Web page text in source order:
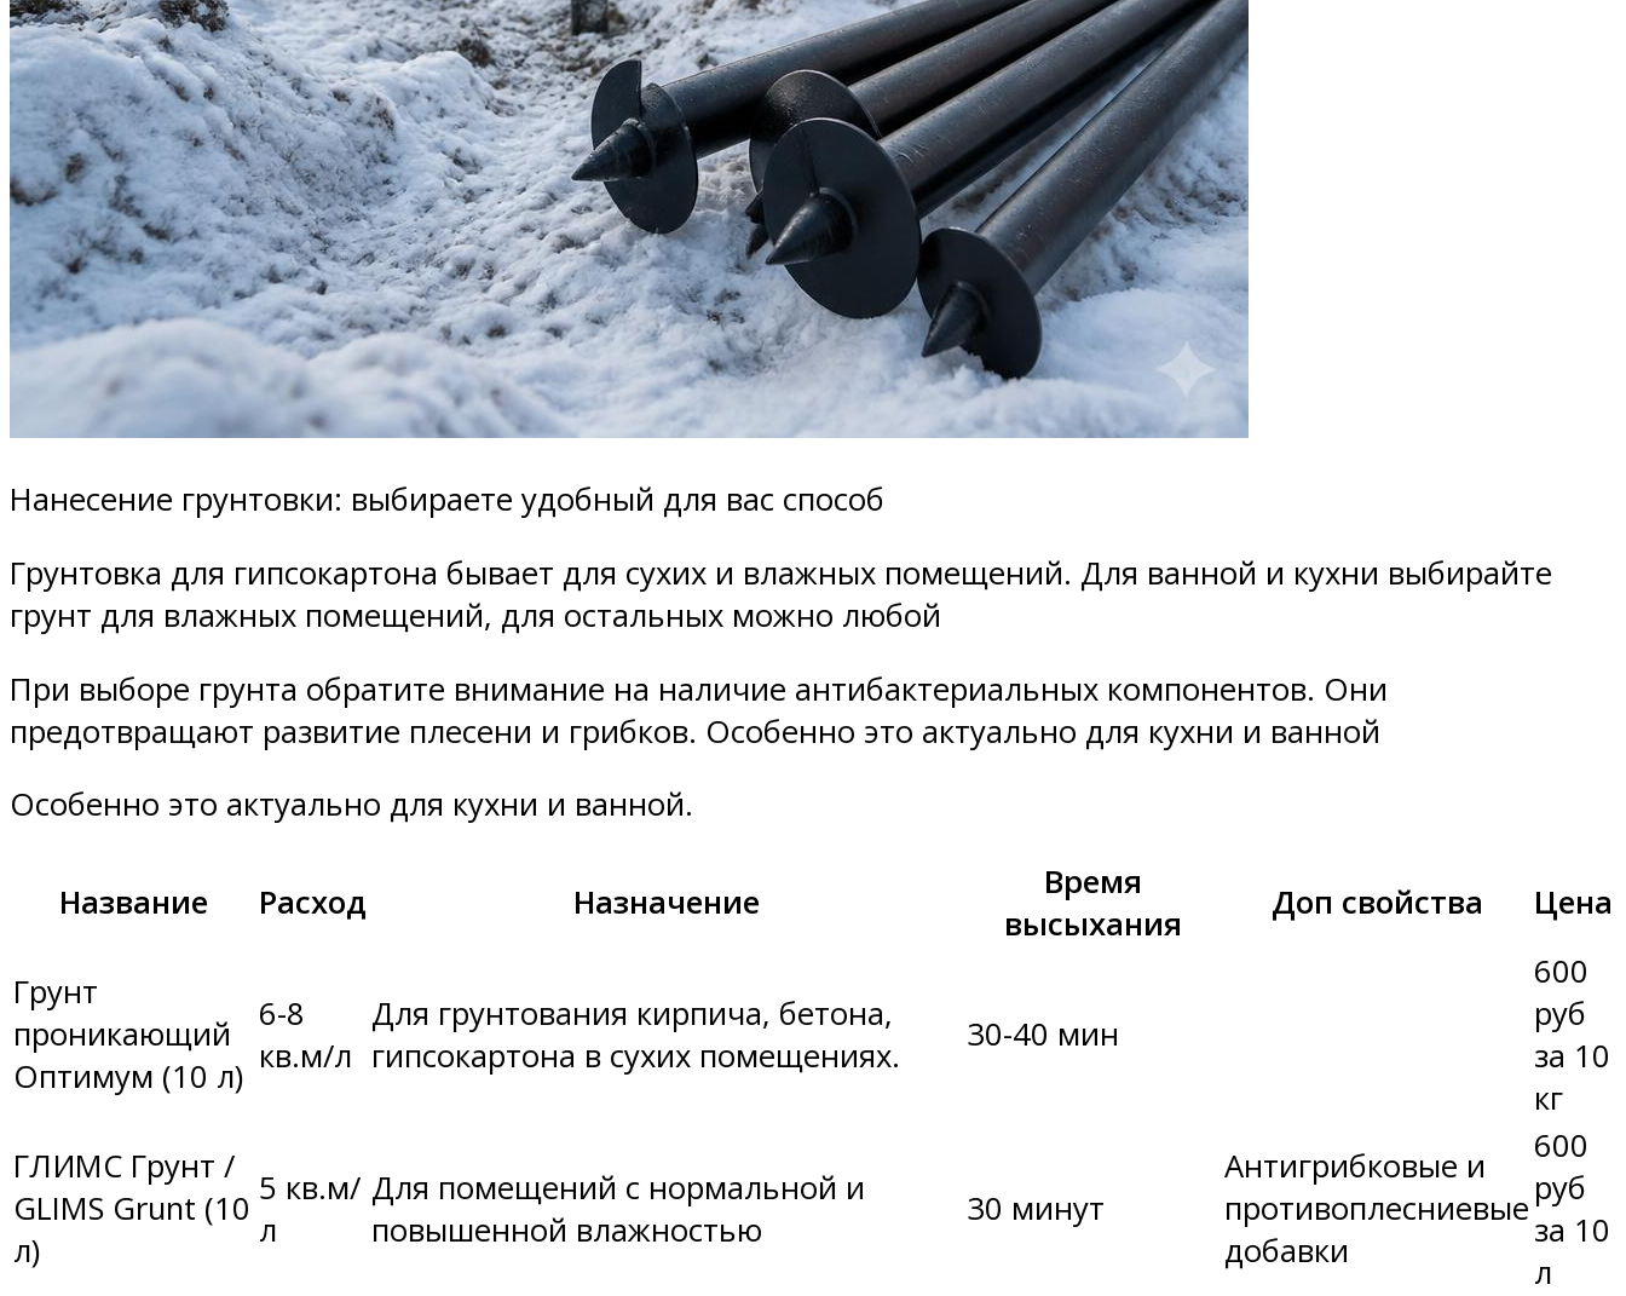
Нанесение грунтовки: выбираете удобный для вас способ
Грунтовка для гипсокартона бывает для сухих и влажных помещений. Для ванной и кухни выбирайте
грунт для влажных помещений, для остальных можно любой
При выборе грунта обратите внимание на наличие антибактериальных компонентов. Они
предотвращают развитие плесени и грибков. Особенно это актуально для кухни и ванной
Особенно это актуально для кухни и ванной.
Название Расход Назначение
Время
высыхания
Доп свойства Цена
Грунт
проникающий
Оптимум (10 л)
6-8
кв.м/л
Для грунтования кирпича, бетона,
гипсокартона в сухих помещениях.
30-40 мин
600
руб
за 10
кг
ГЛИМС Грунт /
GLIMS Grunt (10
л)
5 кв.м/
л
Для помещений с нормальной и
повышенной влажностью
30 минут
Антигрибковые и
противоплесниевые
добавки
600
руб
за 10
л